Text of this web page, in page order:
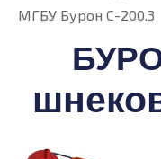
МГБУ Бурон С-200.3